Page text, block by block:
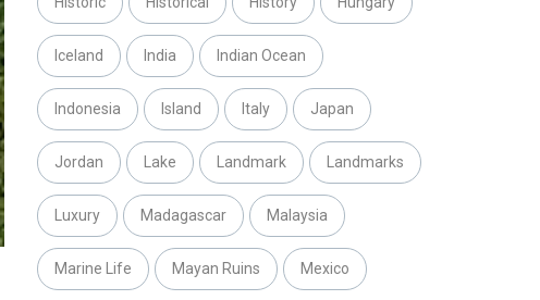
Iceland India Indian Ocean
Indonesia Island Italy Japan
Jordan Lake Landmark Landmarks
Luxury Madagascar Malaysia
Marine Life Mayan Ruins Mexico